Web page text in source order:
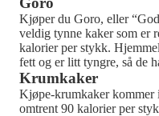
Kjøper du Goro, eller
veldig tynne kaker som er
kalorier per stykk.
fett og er litt tyngre, så de
Krumkaker
Kjøpe-krumkaker kommer
omtrent 90 kalorier per